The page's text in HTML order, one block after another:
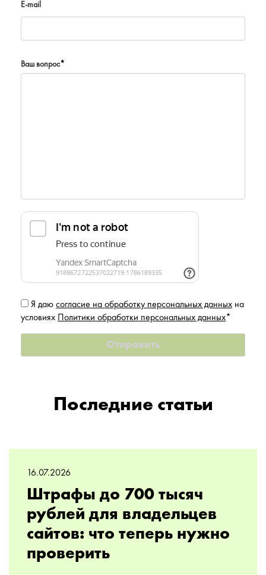
E-mail
Ваш вопрос*
Я даю согласие на обработку персональных данных на
условиях Политики обработки персональных данных*
Последние статьи
16.07.2026
Штрафы до 700 тысяч
рублей для владельцев
сайтов: что теперь нужно
проверить